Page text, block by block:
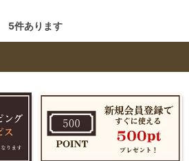
5件あります